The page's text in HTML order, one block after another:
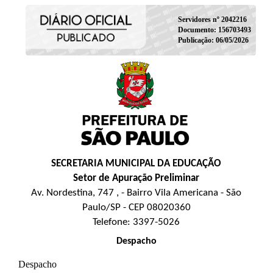
Servidores nº 2042216
Documento: 156703493
Publicação: 06/05/2026
SECRETARIA MUNICIPAL DA EDUCAÇÃO
Setor de Apuração Preliminar
Av. Nordestina, 747 , - Bairro Vila Americana - São
Paulo/SP - CEP 08020360
Telefone: 3397-5026
Despacho
Despacho